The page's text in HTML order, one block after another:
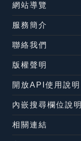
網站導覽
服務簡介
聯絡我們
版權聲明
開放API使用說明
內嵌搜尋欄位說明
相關連結